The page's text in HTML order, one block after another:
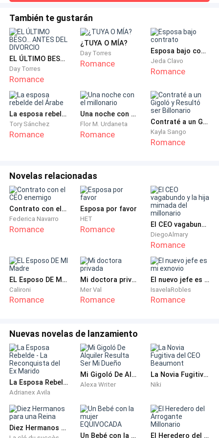
Cuando rozó la cara interna de su muslo, ella ahogó
un gemido, ronco, demasiado brusco para ser fingido.
Sus caderas reaccionaron con un respingo
incontrolable.
Él se detuvo. Como si quisiera que entendiera que era
él quien marcaba el ritmo. Que ella no era más que un
terreno que conquistar. No buscaba complacerla. La
exploraba. La diseccionaba. Él reinaba sobre ella.
Y esa noche… esa noche, no fue ni dulce ni brutal. Fue
animal. Como si quisiera diseccionarla con las manos
desnudas.
Sus dedos se deslizaron entre sus muslos
entreabiertos.
Su pelvis se elevó a pesar suyo. Buscando. Llamando.
Reclamando lo que aún tardaba.
Dejó que su boca ascendiera, lentamente, hasta el
borde de la desesperación, hasta llegar a sus labios.
Y entonces, entró en ella. No de golpe. No con un
grito. Sino con una lentitud feroz.
— Ah… ah… oh, Dios… sí…
Se arqueó, jadeante, los labios entreabiertos en un
gemido mudo, los dedos tan crispados que marcaban
las sábanas. Incapaz de contener el fuego que
ascendía. Ese ascenso espeso, ardiente,
También te gustarán
EL ÚLTIMO BESO... ANTES DEL DIVORCIO
Day Torres
Romance
¿TUYA O MÍA?
Day Torres
Romance
Esposa bajo contrato
Jeda Clavo
Romance
La esposa rebelde del Árabe
Tory Sánchez
Romance
Una noche con el millonario
Flor M. Urdaneta
Romance
Contraté a un Gigoló y Resultó ser Billonario
Kayla Sango
Romance
Novelas relacionadas
Contrato con el CEO enemigo
Federica Navarro
Romance
Esposa por favor
HET
Romance El CEO vagabundo y la hija mimada del millonario
DiegoAlmary
Romance
EL Esposo DE MI Madre
Calironi
Romance
Mi doctora privada
Mer Val
Romance
El nuevo jefe es mi exnovio
IsavelaRobles
Romance
Nuevas novelas de lanzamiento
La Esposa Rebelde - La Reconquista del Ex Marido
Adrianex Avila
Mi Gigoló De Alquiler Resulta Ser Mi Dueño
Alexa Writer
La Novia Fugitiva del CEO Beaumont
Niki
Diez Hermanos para una Reina
Un Bebé con la mujer EQUIVOCADA El Heredero del Arrogante Millonario